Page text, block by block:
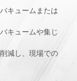
キュームまたは
キュームや集じ
減し、現場での